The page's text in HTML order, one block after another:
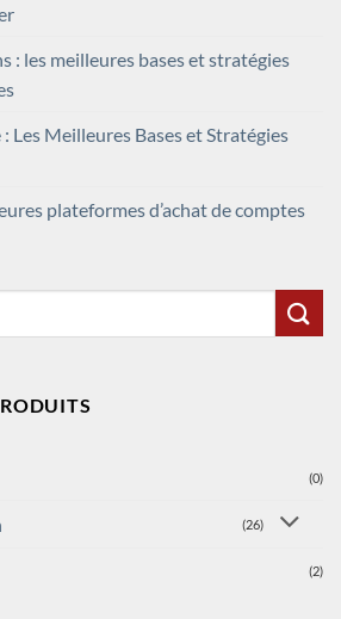
: les meilleures bases et stratégies
Les Meilleures Bases et Stratégies
plateformes d’achat de comptes
(0)
(26)
(2)